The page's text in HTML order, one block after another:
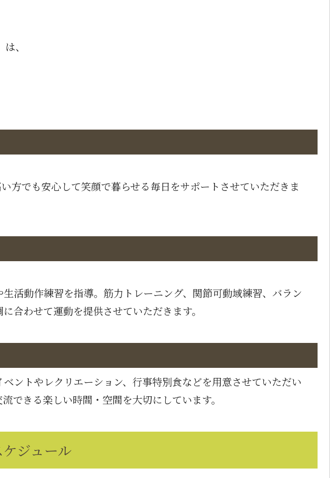
、
方でも安心して笑顔で暮らせる毎日をサポートさせていただきま
活動作練習を指導。筋力トレーニング、関節可動域練習、バラン
合わせて運動を提供させていただきます。
ントやレクリエーション、行事特別食などを用意させていただい
できる楽しい時間・空間を大切にしています。
ジュール